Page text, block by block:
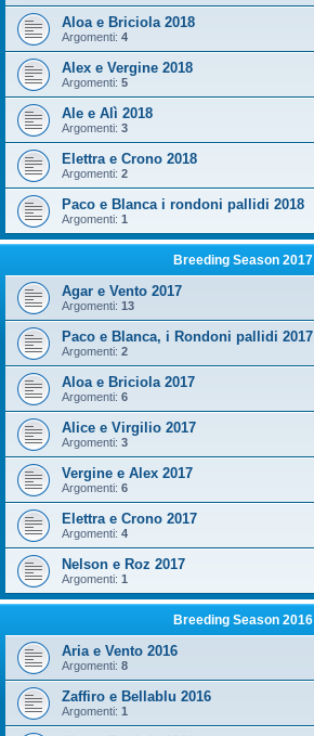
Aloa e Briciola 2018
Argomenti: 4
Alex e Vergine 2018
Argomenti: 5
Ale e Alì 2018
Argomenti: 3
Elettra e Crono 2018
Argomenti: 2
Paco e Blanca i rondoni pallidi 2018
Argomenti: 1
Breeding Season 2017
Agar e Vento 2017
Argomenti: 13
Paco e Blanca, i Rondoni pallidi 2017
Argomenti: 2
Aloa e Briciola 2017
Argomenti: 6
Alice e Virgilio 2017
Argomenti: 3
Vergine e Alex 2017
Argomenti: 6
Elettra e Crono 2017
Argomenti: 4
Nelson e Roz 2017
Argomenti: 1
Breeding Season 2016
Aria e Vento 2016
Argomenti: 8
Zaffiro e Bellablu 2016
Argomenti: 1